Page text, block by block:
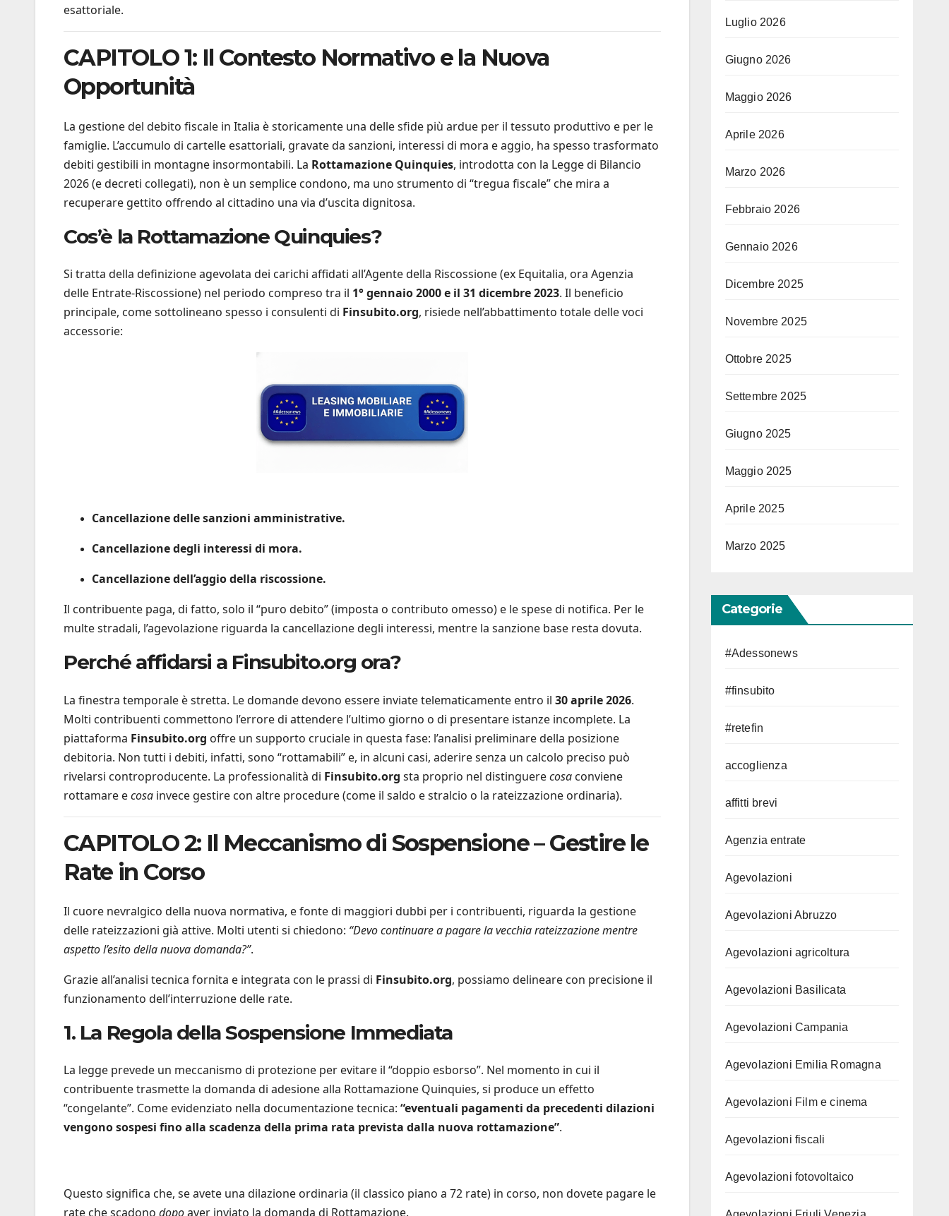
esattoriale.
CAPITOLO 1: Il Contesto Normativo e la Nuova
Opportunità
La gestione del debito fiscale in Italia è storicamente una delle sfide più ardue per il tessuto produttivo e per le
famiglie. L’accumulo di cartelle esattoriali, gravate da sanzioni, interessi di mora e aggio, ha spesso trasformato
debiti gestibili in montagne insormontabili. La Rottamazione Quinquies, introdotta con la Legge di Bilancio
2026 (e decreti collegati), non è un semplice condono, ma uno strumento di “tregua fiscale” che mira a
recuperare gettito offrendo al cittadino una via d’uscita dignitosa.
Cos’è la Rottamazione Quinquies?
Si tratta della definizione agevolata dei carichi affidati all’Agente della Riscossione (ex Equitalia, ora Agenzia
delle Entrate-Riscossione) nel periodo compreso tra il 1° gennaio 2000 e il 31 dicembre 2023. Il beneficio
principale, come sottolineano spesso i consulenti di Finsubito.org, risiede nell’abbattimento totale delle voci
accessorie:
Cancellazione delle sanzioni amministrative.
Cancellazione degli interessi di mora.
Cancellazione dell’aggio della riscossione.
Il contribuente paga, di fatto, solo il “puro debito” (imposta o contributo omesso) e le spese di notifica. Per le
multe stradali, l’agevolazione riguarda la cancellazione degli interessi, mentre la sanzione base resta dovuta.
Perché affidarsi a Finsubito.org ora?
La finestra temporale è stretta. Le domande devono essere inviate telematicamente entro il 30 aprile 2026.
Molti contribuenti commettono l’errore di attendere l’ultimo giorno o di presentare istanze incomplete. La
piattaforma Finsubito.org offre un supporto cruciale in questa fase: l’analisi preliminare della posizione
debitoria. Non tutti i debiti, infatti, sono “rottamabili” e, in alcuni casi, aderire senza un calcolo preciso può
rivelarsi controproducente. La professionalità di Finsubito.org sta proprio nel distinguerecosa conviene
rottamare ecosa invece gestire con altre procedure (come il saldo e stralcio o la rateizzazione ordinaria).
CAPITOLO 2: Il Meccanismo di Sospensione – Gestire le
Rate in Corso
Il cuore nevralgico della nuova normativa, e fonte di maggiori dubbi per i contribuenti, riguarda la gestione
delle rateizzazioni già attive. Molti utenti si chiedono: “Devo continuare a pagare la vecchia rateizzazione mentre
aspetto l’esito della nuova domanda?”.
Grazie all’analisi tecnica fornita e integrata con le prassi di Finsubito.org, possiamo delineare con precisione il
funzionamento dell’interruzione delle rate.
1. La Regola della Sospensione Immediata
La legge prevede un meccanismo di protezione per evitare il “doppio esborso”. Nel momento in cui il
contribuente trasmette la domanda di adesione alla Rottamazione Quinquies, si produce un effetto
“congelante”. Come evidenziato nella documentazione tecnica: “eventuali pagamenti da precedenti dilazioni
vengono sospesi fino alla scadenza della prima rata prevista dalla nuova rottamazione”.
Questo significa che, se avete una dilazione ordinaria (il classico piano a 72 rate) in corso, non dovete pagare le
rate che scadono dopoaver inviato la domanda di Rottamazione.
Luglio 2026
Giugno 2026
Maggio 2026
Aprile 2026
Marzo 2026
Febbraio 2026
Gennaio 2026
Dicembre 2025
Novembre 2025
Ottobre 2025
Settembre 2025
Giugno 2025
Maggio 2025
Aprile 2025
Marzo 2025
Categorie
#Adessonews
#finsubito
#retefin
accoglienza
affitti brevi
Agenzia entrate
Agevolazioni
Agevolazioni Abruzzo
Agevolazioni agricoltura
Agevolazioni Basilicata
Agevolazioni Campania
Agevolazioni Emilia Romagna
Agevolazioni Film e cinema
Agevolazioni fiscali
Agevolazioni fotovoltaico